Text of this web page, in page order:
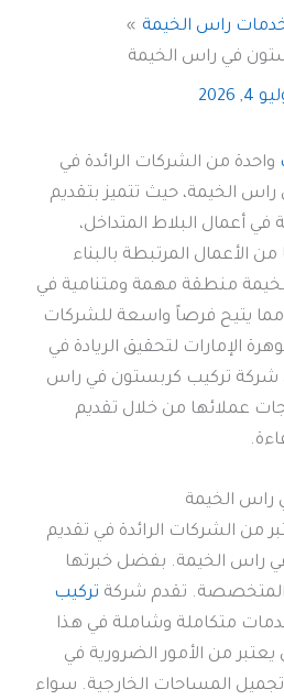
راس الخيمة
في راس الخيمة
4, 2026
واحدة من الشركات الرائدة في
الخيمة، حيث تتميز بتقديم
أعمال البلاط المتداخل،
من الأعمال المرتبطة بالبناء
منطقة مهمة ومتنامية في
مما يتيح فرصاً واسعة للشركات
الإمارات لتحقيق الريادة في
شركة تركيب كربستون في راس
عملائها من خلال تقديم
راس الخيمة
من الشركات الرائدة في تقديم
راس الخيمة. بفضل خبرتها
المتخصصة. تقدم شركة تركيب
متكاملة وشاملة في هذا
من الأمور الضرورية في
المساحات الخارجية. سواء